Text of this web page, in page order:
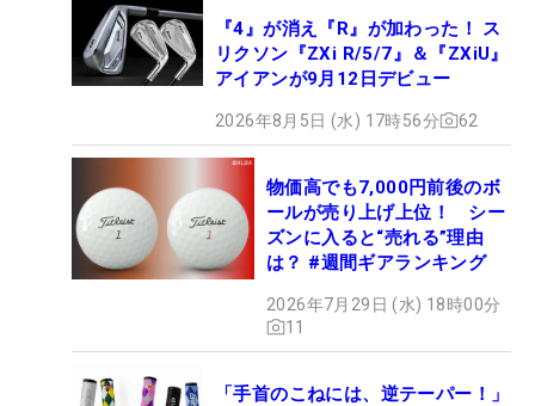
『4』が消え『R』が加わった！ ス
リクソン『ZXi R/5/7』＆『ZXiU』
アイアンが9月12日デビュー
2026年8月5日 (水) 17時56分 62
物価高でも7,000円前後のボ
ールが売り上げ上位！ シー
ズンに入ると“売れる”理由
は？ #週間ギアランキング
2026年7月29日 (水) 18時00分
11
「手首のこねには、逆テーパー！」